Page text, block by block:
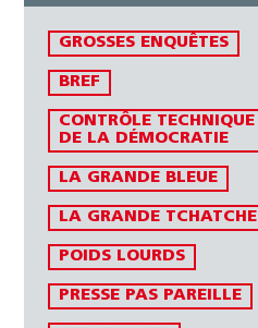
GROSSES ENQUÊTES
BREF
CONTRÔLE TECHNIQUE
DE LA DÉMOCRATIE
LA GRANDE BLEUE
LA GRANDE TCHATCHE
POIDS LOURDS
PRESSE PAS PAREILLE